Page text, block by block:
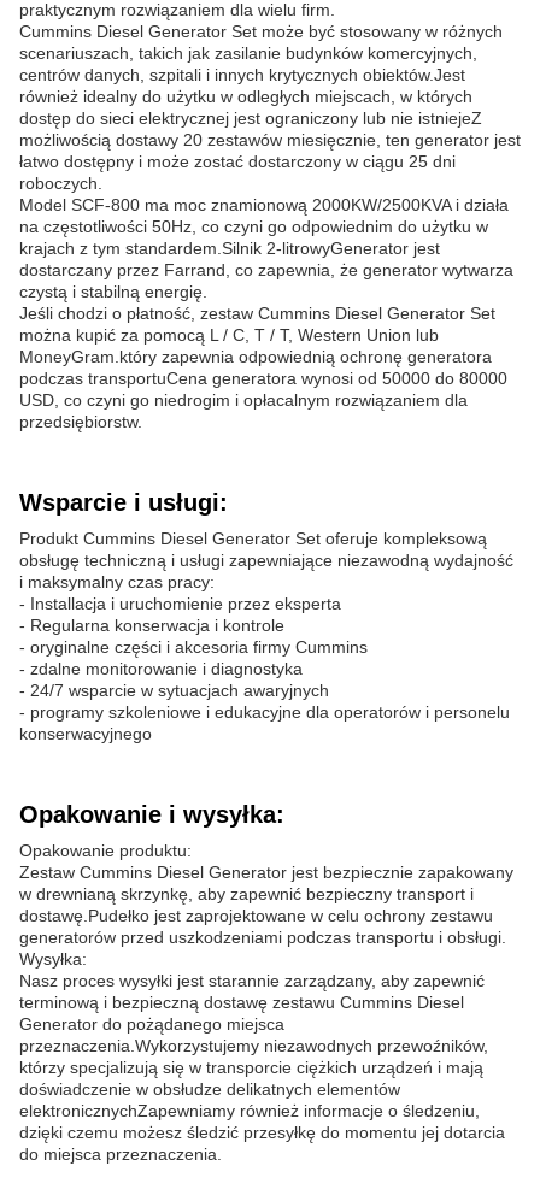
praktycznym rozwiązaniem dla wielu firm.
Cummins Diesel Generator Set może być stosowany w różnych
scenariuszach, takich jak zasilanie budynków komercyjnych,
centrów danych, szpitali i innych krytycznych obiektów.Jest
również idealny do użytku w odległych miejscach, w których
dostęp do sieci elektrycznej jest ograniczony lub nie istniejeZ
możliwością dostawy 20 zestawów miesięcznie, ten generator jest
łatwo dostępny i może zostać dostarczony w ciągu 25 dni
roboczych.
Model SCF-800 ma moc znamionową 2000KW/2500KVA i działa
na częstotliwości 50Hz, co czyni go odpowiednim do użytku w
krajach z tym standardem.Silnik 2-litrowyGenerator jest
dostarczany przez Farrand, co zapewnia, że generator wytwarza
czystą i stabilną energię.
Jeśli chodzi o płatność, zestaw Cummins Diesel Generator Set
można kupić za pomocą L / C, T / T, Western Union lub
MoneyGram.który zapewnia odpowiednią ochronę generatora
podczas transportuCena generatora wynosi od 50000 do 80000
USD, co czyni go niedrogim i opłacalnym rozwiązaniem dla
przedsiębiorstw.
Wsparcie i usługi:
Produkt Cummins Diesel Generator Set oferuje kompleksową
obsługę techniczną i usługi zapewniające niezawodną wydajność
i maksymalny czas pracy:
- Installacja i uruchomienie przez eksperta
- Regularna konserwacja i kontrole
- oryginalne części i akcesoria firmy Cummins
- zdalne monitorowanie i diagnostyka
- 24/7 wsparcie w sytuacjach awaryjnych
- programy szkoleniowe i edukacyjne dla operatorów i personelu
konserwacyjnego
Opakowanie i wysyłka:
Opakowanie produktu:
Zestaw Cummins Diesel Generator jest bezpiecznie zapakowany
w drewnianą skrzynkę, aby zapewnić bezpieczny transport i
dostawę.Pudełko jest zaprojektowane w celu ochrony zestawu
generatorów przed uszkodzeniami podczas transportu i obsługi.
Wysyłka:
Nasz proces wysyłki jest starannie zarządzany, aby zapewnić
terminową i bezpieczną dostawę zestawu Cummins Diesel
Generator do pożądanego miejsca
przeznaczenia.Wykorzystujemy niezawodnych przewoźników,
którzy specjalizują się w transporcie ciężkich urządzeń i mają
doświadczenie w obsłudze delikatnych elementów
elektronicznychZapewniamy również informacje o śledzeniu,
dzięki czemu możesz śledzić przesyłkę do momentu jej dotarcia
do miejsca przeznaczenia.